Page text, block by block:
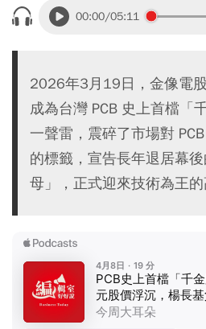
00:00/05:11
2026年3月19日，金像電
成為台灣 PCB 史上首檔「
一聲雷，震碎了市場對
的標籤，宣告長年退居幕
母」，正式迎來技術為王的